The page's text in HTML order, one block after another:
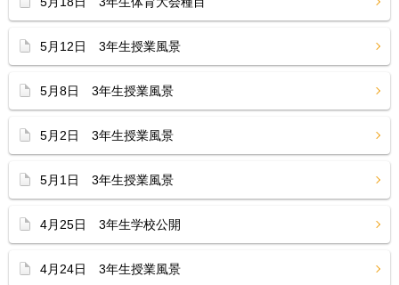
5月12日 3年生授業風景
5月8日 3年生授業風景
5月2日 3年生授業風景
5月1日 3年生授業風景
4月25日 3年生学校公開
4月24日 3年生授業風景